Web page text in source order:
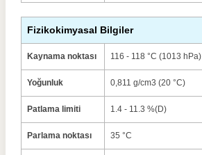
Fizikokimyasal Bilgiler
Kaynama noktası 116 - 118 °C (1013 hPa)
Yoğunluk 0,811 g/cm3 (20 °C)
Patlama limiti 1.4 - 11.3 %(D)
Parlama noktası 35 °C